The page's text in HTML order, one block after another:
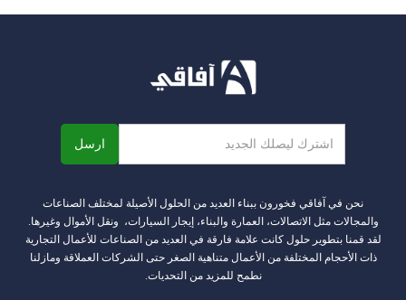
نحن في آفاقي فخورون ببناء العديد من الحلول الأصيلة لمختلف الصناعات
والمجالات مثل الاتصالات، العمارة والبناء، إيجار السيارات، ونقل الأموال وغيرها.
لقد قمنا بتطوير حلول كانت علامة فارقة في العديد من الصناعات للأعمال التجارية
ذات الأحجام المختلفة من الأعمال متناهية الصغر حتى الشركات العملاقة ومازلنا
نطمح للمزيد من التحديات.